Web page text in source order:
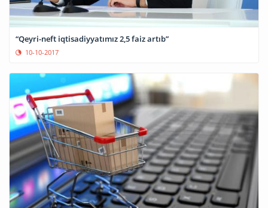
“Qeyri-neft iqtisadiyyatımız 2,5 faiz artıb”
10-10-2017